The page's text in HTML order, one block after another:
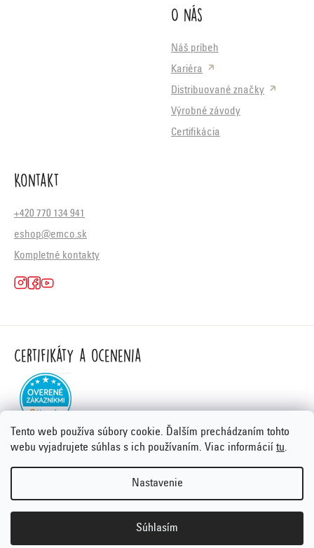
Tento web používa súbory cookie. Ďalším prechádzaním tohto
webu vyjadrujete súhlas s ich používaním. Viac informácií tu.
Nastavenie
Súhlasím
O nás
Náš príbeh
Kariéra
Distribuované značky
Výrobné závody
Certifikácia
Kontakt
+420 770 134 941
eshop@emco.sk
Kompletné kontakty
Certifikáty a ocenenia
Copyright 2026Emco.sk. Všetky práva vyhradené.